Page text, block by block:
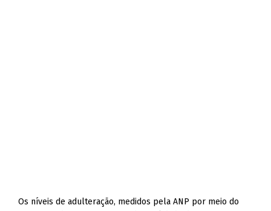
Os níveis de adulteração, medidos pela ANP por meio do